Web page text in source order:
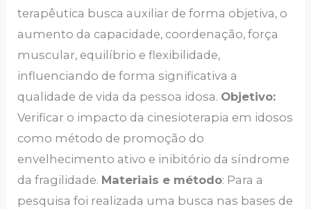
terapêutica busca auxiliar de forma objetiva, o
aumento da capacidade, coordenação, força
muscular, equilíbrio e flexibilidade,
influenciando de forma significativa a
qualidade de vida da pessoa idosa. Objetivo:
Verificar o impacto da cinesioterapia em idosos
como método de promoção do
envelhecimento ativo e inibitório da síndrome
da fragilidade. Materiais e método: Para a
pesquisa foi realizada uma busca nas bases de